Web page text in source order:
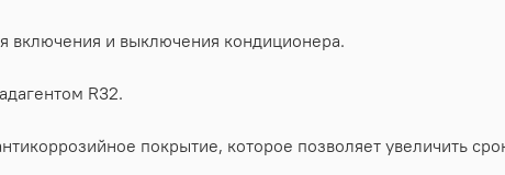
включения и выключения кондиционера.
R32.
покрытие, которое позволяет увеличить